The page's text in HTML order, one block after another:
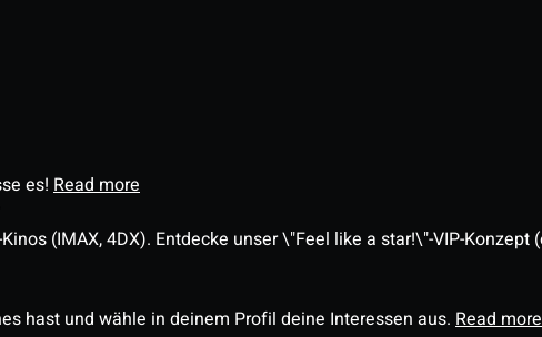
es! Read more
(IMAX, 4DX). Entdecke unser \"Feel like a star!\"-VIP-
hast und wähle in deinem Profil deine Interessen aus. Read more